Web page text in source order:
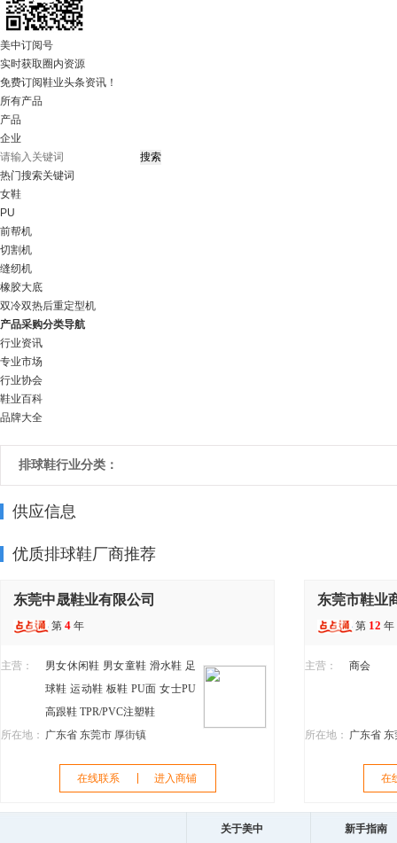
美中订阅号
实时获取圈内资源
免费订阅鞋业头条资讯！
所有产品
产品
企业
热门搜索关键词
女鞋
PU
前帮机
切割机
缝纫机
橡胶大底
双冷双热后重定型机
产品采购分类导航
行业资讯
专业市场
行业协会
鞋业百科
品牌大全
排球鞋行业分类：
供应信息
优质排球鞋厂商推荐
东莞中晟鞋业有限公司
第 4 年
主营： 男女休闲鞋 男女童鞋 滑水鞋 足
球鞋 运动鞋 板鞋 PU面 女士PU
高跟鞋 TPR/PVC注塑鞋
所在地： 广东省 东莞市 厚街镇
在线联系 进入商铺
东莞市鞋业
第 12 年
主营： 商会
所在地： 广东省
在
关于美中
新手指南